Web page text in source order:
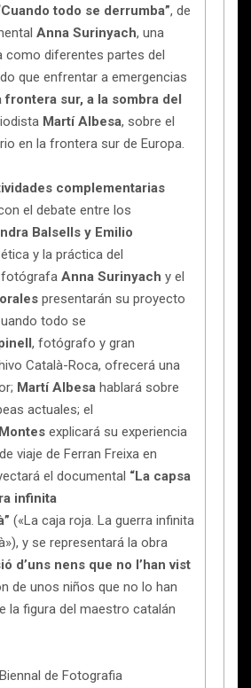
todo se derrumba”, de
Anna Surinyach, una
como diferentes partes del
que enfrentar a emergencias
frontera sur, a la sombra del
Martí Albesa, sobre el
en la frontera sur de Europa.
complementarias
el debate entre los
Balsells y Emilio
y la práctica del
Anna Surinyach y el
presentarán su proyecto
todo se
, fotógrafo y gran
Català-Roca, ofrecerá una
Martí Albesa hablará sobre
actuales; el
explicará su experiencia
viaje de Ferran Freixa en
el documental “La capsa
infinita
(«La caja roja. La guerra infinita
y se representará la obra
d’uns nens que no l’han vist
de unos niños que no lo han
la figura del maestro catalán
de Fotografia